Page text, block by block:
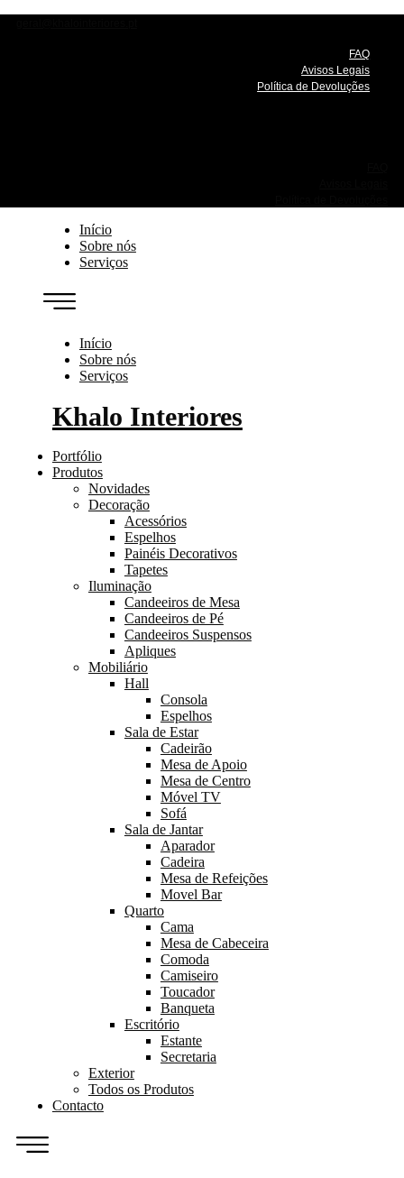
FAQ
Avisos Legais
Política de Devoluções
Início
Sobre nós
Serviços
Início
Sobre nós
Serviços
Khalo Interiores
Portfólio
Produtos
Novidades
Decoração
Acessórios
Espelhos
Painéis Decorativos
Tapetes
Iluminação
Candeeiros de Mesa
Candeeiros de Pé
Candeeiros Suspensos
Apliques
Mobiliário
Hall
Consola
Espelhos
Sala de Estar
Cadeirão
Mesa de Apoio
Mesa de Centro
Móvel TV
Sofá
Sala de Jantar
Aparador
Cadeira
Mesa de Refeições
Movel Bar
Quarto
Cama
Mesa de Cabeceira
Comoda
Camiseiro
Toucador
Banqueta
Escritório
Estante
Secretaria
Exterior
Todos os Produtos
Contacto